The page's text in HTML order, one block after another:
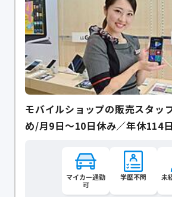
モバイルショップの販売スタ
め/月9日～10日休み／年休114日
マイカー通勤
可
学歴不問 未